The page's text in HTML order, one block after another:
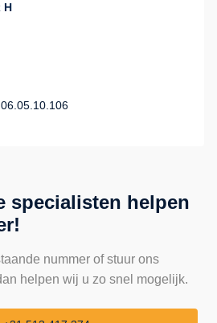
H
06.05.10.106
specialisten helpen
nummer of stuur ons
helpen wij u zo snel mogelijk.